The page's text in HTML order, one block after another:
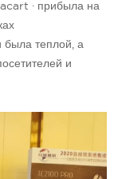
· прибыла на
была теплой, а
и